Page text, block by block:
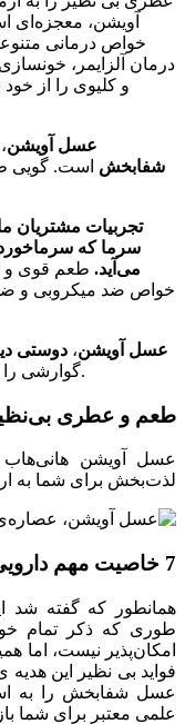
آویشن، معجزه‌ای
خواص درمانی
درمان آلزایمر،
و کلیوی را از
عسل آویشن
شفابخش است. گویی
تجربیات
سرما که
می‌آید. طعم قوی و
خواص ضد میکروبی و ضد
عسل آویشن، دوستی
گوارشی را التیام می بخشد و به هضم غذا کمک می‌کند.
طعم و عطری
عسل آویشن
لذت‌بخش برای شما به
7 خاصیت مهم دارویی عسل آویشن:
همانطور که گفته شد
طوری که ذکر تمام
امکان‌پذیر نیست، اما
فواید بی نظیر این
عسل شفابخش را به
علمی معتبر برای شما